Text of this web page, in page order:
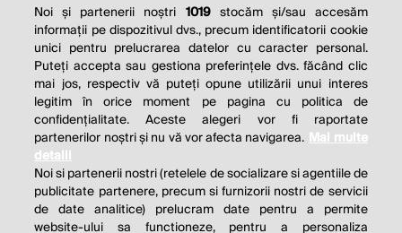
Noi și partenerii noștri 1019stocăm și/sau accesăm
informații pe dispozitivul dvs., precum identificatorii cookie
unici pentru prelucrarea datelor cu caracter personal.
Puteți accepta sau gestiona preferințele dvs. făcând clic
mai jos, respectiv vă puteți opune utilizării unui interes
legitim în orice moment pe pagina cu politica de
confidențialitate. Aceste alegeri vor fi raportate
partenerilor noștri și nu vă vor afecta navigarea. Mai multe
detalii
Noi si partenerii nostri (retelele de socializare si agentiile de
publicitate partenere, precum si furnizorii nostri de servicii
de date analitice) prelucram date pentru a permite
website-ului sa functioneze, pentru a personaliza